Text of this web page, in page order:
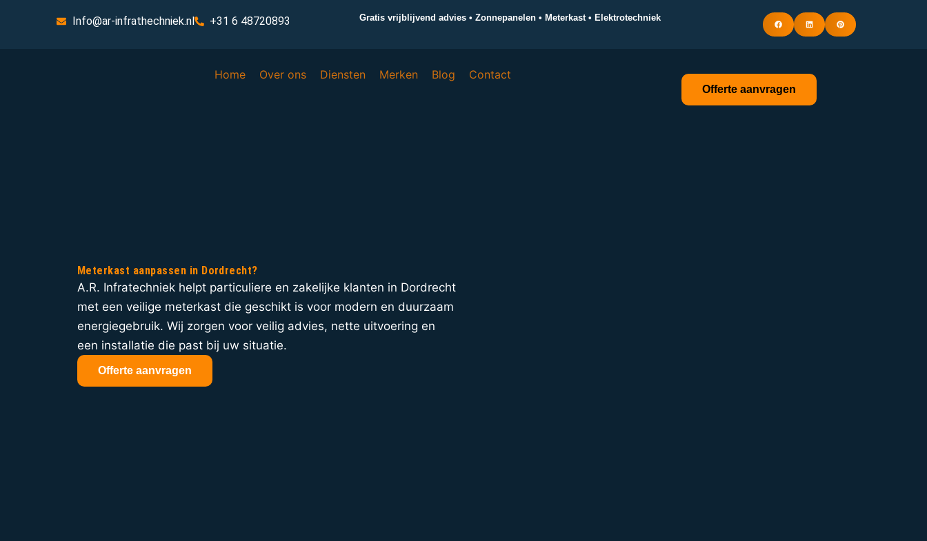
Info@ar-infrathechniek.nl +31 6 48720893 Gratis vrijblijvend advies • Zonnepanelen • Meterkast • Elektrotechniek
Home Over ons Diensten Merken Blog Contact
Offerte aanvragen
Meterkast aanpassen in Dordrecht?
A.R. Infratechniek helpt particuliere en zakelijke klanten in Dordrecht
met een veilige meterkast die geschikt is voor modern en duurzaam
energiegebruik. Wij zorgen voor veilig advies, nette uitvoering en
een installatie die past bij uw situatie.
Offerte aanvragen